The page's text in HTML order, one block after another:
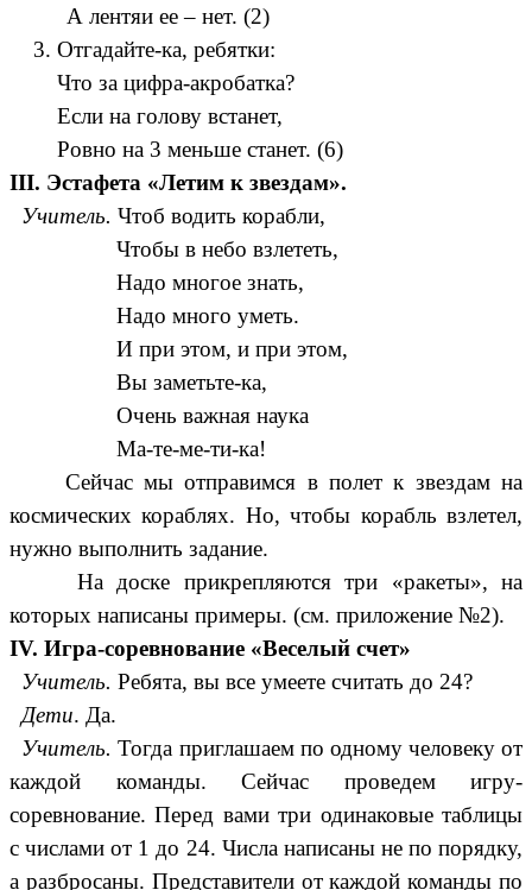
А лентяи ее – нет. (2)
3. Отгадайте-ка, ребятки:
Что за цифра-акробатка?
Если на голову встанет,
Ровно на 3 меньше станет. (6)
III. Эстафета «Летим к звездам».
Учитель. Чтоб водить корабли,
Чтобы в небо взлететь,
Надо многое знать,
Надо много уметь.
И при этом, и при этом,
Вы заметьте-ка,
Очень важная наука
Ма-те-ме-ти-ка!
Сейчас мы отправимся в полет к звездам на
космических кораблях. Но, чтобы корабль взлетел,
нужно выполнить задание.
На доске прикрепляются три «ракеты», на
которых написаны примеры. (см. приложение №2).
IV. Игра-соревнование «Веселый счет»
Учитель. Ребята, вы все умеете считать до 24?
Дети. Да.
Учитель. Тогда приглашаем по одному человеку от
каждой команды. Сейчас проведем игру-
соревнование. Перед вами три одинаковые таблицы
с числами от 1 до 24. Числа написаны не по порядку,
а разбросаны. Представители от каждой команды по